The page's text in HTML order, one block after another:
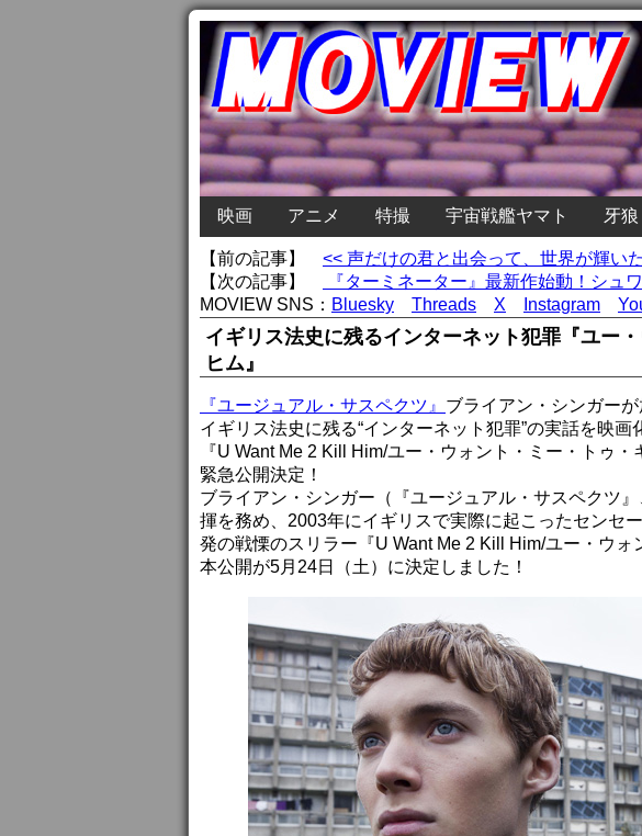
映画 アニメ 特撮 宇宙戦艦ヤマト 牙
【前の記事】 << 声だけの君と出会って、世界が輝い
【次の記事】
『ターミネーター』最新作始動！シュ
MOVIEW SNS： Bluesky Threads X Instagram
イギリス法史に残るインターネット犯罪『ユー
ヒム』
『ユージュアル・サスペクツ』 ブライアン・シンガー
イギリス法史に残る“インターネット犯罪”の実話を映画
『U Want Me 2 Kill Him/ユー・ウォント・ミー・トゥ・
緊急公開決定！
ブライアン・シンガー（『ユージュアル・サスペクツ』
揮を務め、2003年にイギリスで実際に起こったセンセ
発の戦慄のスリラー『U Want Me 2 Kill Him/ユー・ウォ
本公開が5月24日（土）に決定しました！